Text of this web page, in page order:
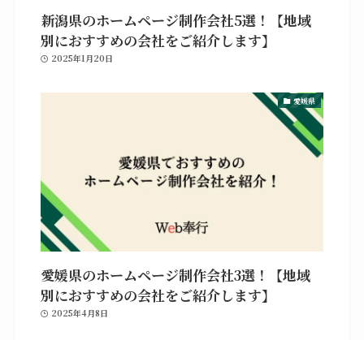
新潟県のホームページ制作会社5選！【地域
別におすすめの会社をご紹介します】
2025年1月20日
愛媛県
愛媛県のホームページ制作会社3選！【地域
別におすすめの会社をご紹介します】
2025年4月8日